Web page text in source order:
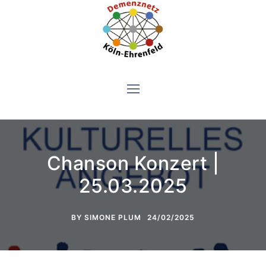
Chanson Konzert |
25.03.2025
BY SIMONE PLUM 24/02/2025